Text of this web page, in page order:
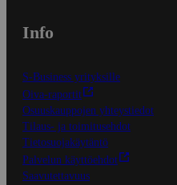
Info
S-Business yrityksille
Oiva-raportit
Osuuskauppojen yhteystiedot
Tilaus- ja toimitusehdot
Tietosuojakäytäntö
Palvelun käyttöehdot
Saavutettavuus